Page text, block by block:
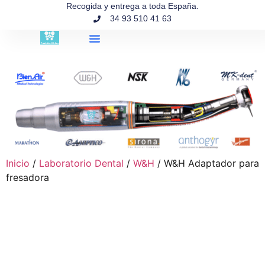
Recogida y entrega a toda España.
34 93 510 41 63
Inicio / Laboratorio Dental / W&H / W&H Adaptador para
fresadora